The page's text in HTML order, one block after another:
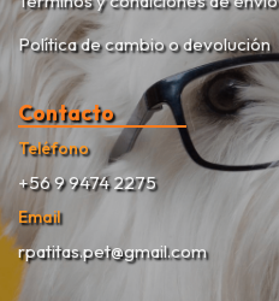
Política de cambio o devolución
Contacto
Teléfono
+56 9 9474 2275
Email
rpatitas.pet@gmail.com